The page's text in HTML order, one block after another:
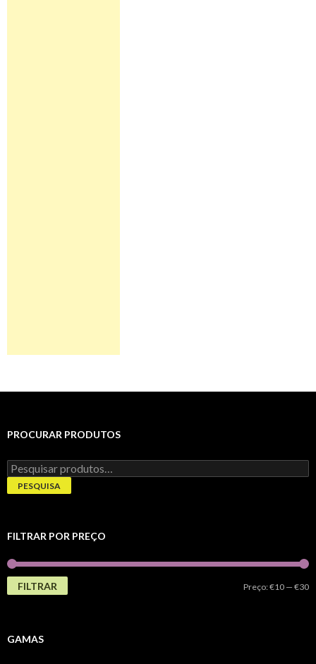
PROCURAR PRODUTOS
Pesquisar
por:
PESQUISA
FILTRAR POR PREÇO
FILTRAR Preço:€10 — €30
GAMAS